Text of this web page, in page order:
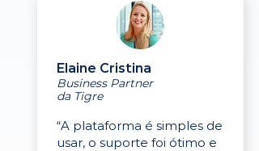
Elaine Cristina
Business Partner
da Tigre
“A plataforma é simples de
usar, o suporte foi ótimo e